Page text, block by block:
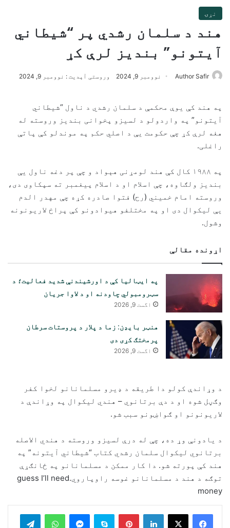
نړۍ
هند د سلمان رشدي پر “شیطاني
آیتونو” بندیز لرې کړ
Author Safir نوومبر 9, 2024 وروستی آپدیت : نوومبر 9, 2024
په هند کې یوې محکمې د سلمان رشدي د ناول “شیطاني
آیتونو” په واردولو د لسیزو پخوانی بندیز وروسته له
هغه لرې کړ چې حکومت یې د اصلي حکم په موندلو کې پاتې
راغلی.
په ۱۹۸۸ کال کې هند لومړنی هېواد و چې پر دغه ناول یې
بندیز ولګاوه، چې اسلام او د اسلام پیغمبر ته سپکاوی دی،
وروسته امام خمیني (رح) فتوا صادره کړه چې مهدر الدم
یې لیکوال دی او په مختلفو هیوادونو کې پراخ لاریونونه
وشول.
اړونده مقالې
په ایټالیا کې د اورشیندنې شدید فعالیت؛ د
سټرومبولي چاودنه او د لاوا جریان
اگست 9, 2026
هنټر بایډن: زما د پلار د پروستات سرطان
پرمختګ کړی دی
اگست 9, 2026
د وړاندې کولو دا طریقه د ډیرو مسلمانانو لخوا کفر
وګڼل شوه او د دې برتانوي – هندي لیکوال په وړاندې د
لاریونونو او ګواښونو سبب شو.
د يادونې وړ ده، چې له درې لسيزو وروسته د هندي الاصله
برتانوي ليکوال سلمان رشدي کتاب “شيطاني آيتونه” په
هند کې پورته شو. دا کار ممکن د مسلمانانو په ځانګړې
توګه د هند د مسلمانانو غوسه راوپاروي.guess I’ll need
money
LinkedIn
Pinterest
Skype
Messenger
WhatsApp